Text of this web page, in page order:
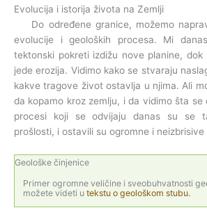
Evolucija i istorija života na Zemlji
Do određene granice, možemo
evolucije i geoloških procesa. Mi
tektonski pokreti izdižu nove planine, dok
jede erozija. Vidimo kako se stvaraju
kakve tragove život ostavlja u njima. Ali
da kopamo kroz zemlju, i da vidimo šta se
procesi koji se odvijaju danas su se
prošlosti, i ostavili su ogromne i
Geološke činjenice
Primer ogromne veličine i sveobuhvatnosti
možete videti utekstu o geološkom stubu.